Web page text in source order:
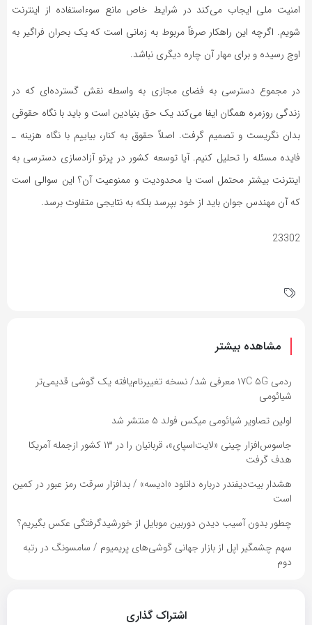
امنیت ملی ایجاب می‌کند در شرایط خاص مانع سوءاستفاده از اینترنت
شویم. اگرچه این راهکار صرفاً مربوط به زمانی است که یک بحران فراگیر به
اوج رسیده و برای مهار آن چاره دیگری نباشد.
در مجموع دسترسی به فضای مجازی به واسطه نقش گسترده‌ای که در
زندگی روزمره همگان ایفا می‌کند یک حق بنیادین است و باید با نگاه حقوقی
بدان نگریست و تصمیم گرفت. اصلاً حقوق به کنار، بیاییم با نگاه هزینه ـ
فایده مسئله را تحلیل کنیم. آیا توسعه کشور در پرتو آزادسازی دسترسی به
اینترنت بیشتر محتمل است یا محدودیت و ممنوعیت آن؟ این سوالی است
که آن مهندس جوان باید از خود بپرسد بلکه به نتایجی متفاوت برسد.
23302
مشاهده بیشتر
ردمی ۱۷C ۵G معرفی شد/ نسخه تغییرنام‌یافته یک گوشی قدیمی‌تر
شیائومی
اولین تصاویر شیائومی میکس فولد ۵ منتشر شد
جاسوس‌افزار چینی «لایت‌اسپای»، قربانیان را در ۱۳ کشور ازجمله آمریکا
هدف گرفت
هشدار بیت‌دیفندر درباره دانلود «ادیسه» / بدافزار سرقت رمز عبور در کمین
است
چطور بدون آسیب دیدن دوربین موبایل از خورشیدگرفتگی عکس بگیریم؟
سهم چشمگیر اپل از بازار جهانی گوشی‌های پریمیوم / سامسونگ در رتبه
دوم
اشتراک گذاری